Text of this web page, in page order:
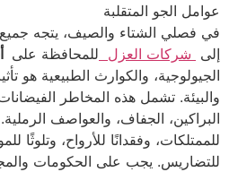
عوامل الجو المتقلبة
في فصلي الشتاء والصيف، يتجه جميع
إلى شركات العزل للمحافظة على
الجيولوجية، والكوارث الطبيعية هو
والبيئة. تشمل هذه المخاطر
البراكين، الجفاف، والعواصف
للممتلكات، وفقدانًا للأرواح، وتلوثًا
للتضاريس. يجب على الحكومات